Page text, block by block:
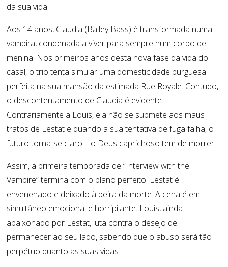
da sua vida.
Aos 14 anos, Claudia (Bailey Bass) é transformada numa
vampira, condenada a viver para sempre num corpo de
menina. Nos primeiros anos desta nova fase da vida do
casal, o trio tenta simular uma domesticidade burguesa
perfeita na sua mansão da estimada Rue Royale. Contudo,
o descontentamento de Claudia é evidente.
Contrariamente a Louis, ela não se submete aos maus
tratos de Lestat e quando a sua tentativa de fuga falha, o
futuro torna-se claro – o Deus caprichoso tem de morrer.
Assim, a primeira temporada de “Interview with the
Vampire” termina com o plano perfeito. Lestat é
envenenado e deixado à beira da morte. A cena é em
simultâneo emocional e horripilante. Louis, ainda
apaixonado por Lestat, luta contra o desejo de
permanecer ao seu lado, sabendo que o abuso será tão
perpétuo quanto as suas vidas.